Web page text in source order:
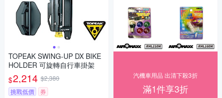
TOPEAK SWING-UP DX BIKE
HOLDER 可旋轉自行車掛架
$2,214 $2,380
挑戰低價
券
汽機車用品 出清下殺3折
滿1件享3折